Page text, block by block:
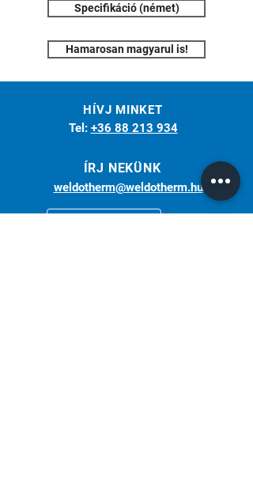
Specifikáció (német)
Hamarosan magyarul is!
HÍVJ MINKET
Tel: +36 88 213 934
ÍRJ NEKÜNK
weldotherm@weldotherm.hu